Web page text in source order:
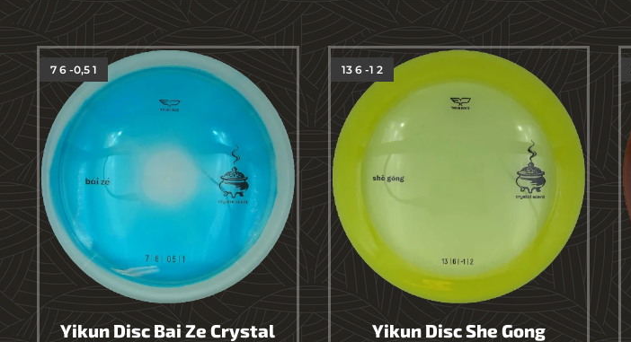
Yikun Disc Bai Ze Crystal
7 6 -0,5 1
Yikun Disc She Gong
13 6 -1 2